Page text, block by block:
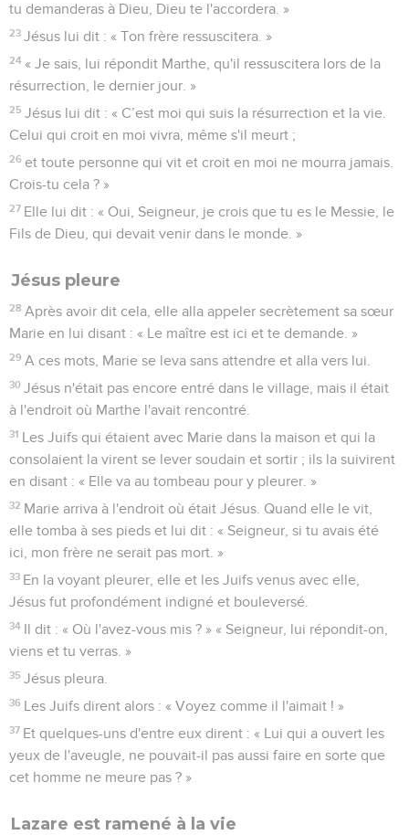
tu demanderas à Dieu, Dieu te l'accordera. »
23 Jésus lui dit : « Ton frère ressuscitera. »
24 « Je sais, lui répondit Marthe, qu'il ressuscitera lors de la
résurrection, le dernier jour. »
25 Jésus lui dit : « C’est moi qui suis la résurrection et la vie.
Celui qui croit en moi vivra, même s'il meurt ;
26 et toute personne qui vit et croit en moi ne mourra jamais.
Crois-tu cela ? »
27 Elle lui dit : « Oui, Seigneur, je crois que tu es le Messie, le
Fils de Dieu, qui devait venir dans le monde. »
Jésus pleure
28 Après avoir dit cela, elle alla appeler secrètement sa sœur
Marie en lui disant : « Le maître est ici et te demande. »
29 A ces mots, Marie se leva sans attendre et alla vers lui.
30 Jésus n'était pas encore entré dans le village, mais il était
à l'endroit où Marthe l'avait rencontré.
31 Les Juifs qui étaient avec Marie dans la maison et qui la
consolaient la virent se lever soudain et sortir ; ils la suivirent
en disant : « Elle va au tombeau pour y pleurer. »
32 Marie arriva à l'endroit où était Jésus. Quand elle le vit,
elle tomba à ses pieds et lui dit : « Seigneur, si tu avais été
ici, mon frère ne serait pas mort. »
33 En la voyant pleurer, elle et les Juifs venus avec elle,
Jésus fut profondément indigné et bouleversé.
34 Il dit : « Où l'avez-vous mis ? » « Seigneur, lui répondit-on,
viens et tu verras. »
35 Jésus pleura.
36 Les Juifs dirent alors : « Voyez comme il l'aimait ! »
37 Et quelques-uns d'entre eux dirent : « Lui qui a ouvert les
yeux de l'aveugle, ne pouvait-il pas aussi faire en sorte que
cet homme ne meure pas ? »
Lazare est ramené à la vie